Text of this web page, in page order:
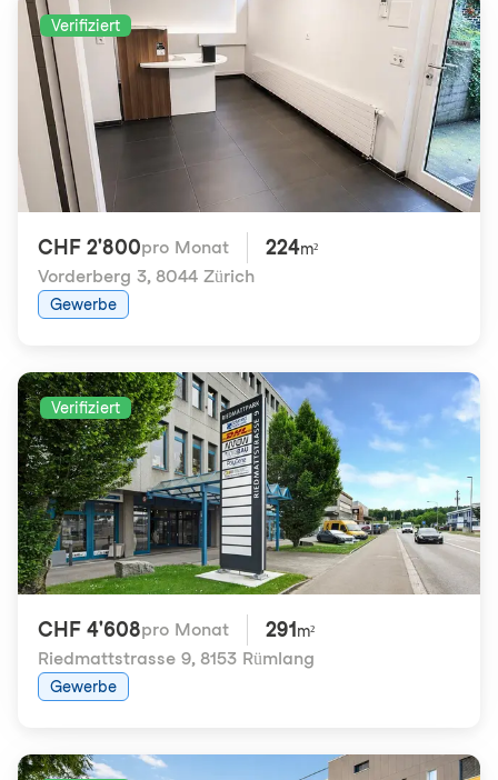
Verifiziert
CHF 2'800pro Monat 224m²
Vorderberg 3, 8044 Zürich
Gewerbe
Verifiziert
CHF 4'608pro Monat 291 m²
Riedmattstrasse 9, 8153 Rümlang
Gewerbe